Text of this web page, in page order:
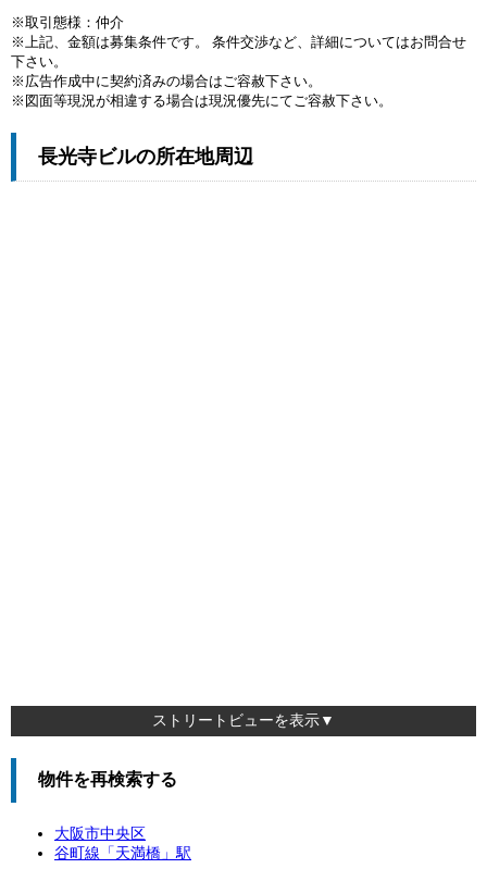
※取引態様：仲介
※上記、金額は募集条件です。 条件交渉など、詳細についてはお問合せ
下さい。
※広告作成中に契約済みの場合はご容赦下さい。
※図面等現況が相違する場合は現況優先にてご容赦下さい。
長光寺ビルの所在地周辺
ストリートビューを表示▼
物件を再検索する
大阪市中央区
谷町線「 天満橋 」駅